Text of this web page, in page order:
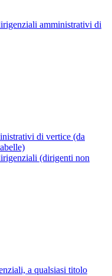
amministrativi di
di vertice (da
(dirigenti non
a qualsiasi titolo